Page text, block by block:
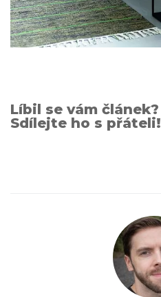
Líbil se vám článek?
Sdílejte ho s přáteli!